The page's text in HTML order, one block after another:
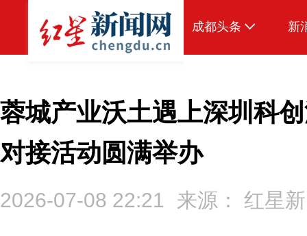
成都头条
本地
新
蓉城产业沃土遇上深圳科
对接活动圆满举办
2026-07-08 22:21 来源： 红星